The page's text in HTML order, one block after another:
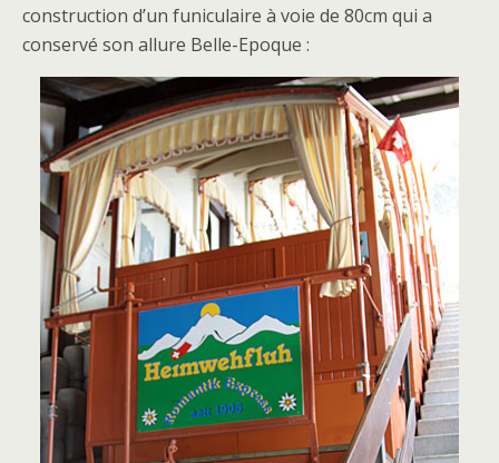
construction d’un funiculaire à voie de 80cm qui a
conservé son allure Belle-Epoque :